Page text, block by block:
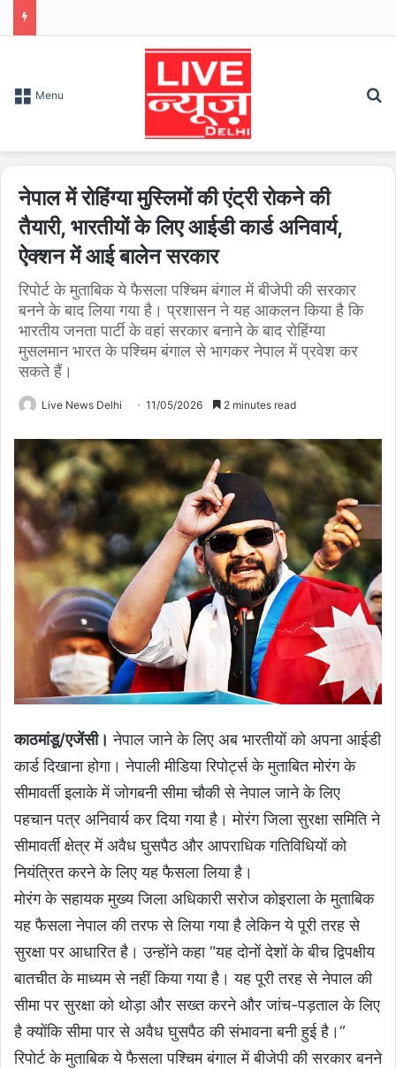
Menu
नेपाल में रोहिंग्या मुस्लिमों की एंट्री रोकने की
तैयारी, भारतीयों के लिए आईडी कार्ड अनिवार्य,
ऐक्‍शन में आई बालेन सरकार
रिपोर्ट के मुताबिक ये फैसला पश्चिम बंगाल में बीजेपी की सरकार
बनने के बाद लिया गया है। प्रशासन ने यह आकलन किया है कि
भारतीय जनता पार्टी के वहां सरकार बनाने के बाद रोहिंग्या
मुसलमान भारत के पश्चिम बंगाल से भागकर नेपाल में प्रवेश कर
सकते हैं।
Live News Delhi 11/05/2026 2 minutes read
काठमांडू/एजेंसी। नेपाल जाने के लिए अब भारतीयों को अपना आईडी
कार्ड दिखाना होगा। नेपाली मीडिया रिपोर्ट्स के मुताबित मोरंग के
सीमावर्ती इलाके में जोगबनी सीमा चौकी से नेपाल जाने के लिए
पहचान पत्र अनिवार्य कर दिया गया है। मोरंग जिला सुरक्षा समिति ने
सीमावर्ती क्षेत्र में अवैध घुसपैठ और आपराधिक गतिविधियों को
नियंत्रित करने के लिए यह फैसला लिया है।
मोरंग के सहायक मुख्य जिला अधिकारी सरोज कोइराला के मुताबिक
यह फैसला नेपाल की तरफ से लिया गया है लेकिन ये पूरी तरह से
सुरक्षा पर आधारित है। उन्होंने कहा “यह दोनों देशों के बीच द्विपक्षीय
बातचीत के माध्यम से नहीं किया गया है। यह पूरी तरह से नेपाल की
सीमा पर सुरक्षा को थोड़ा और सख्त करने और जांच-पड़ताल के लिए
है क्योंकि सीमा पार से अवैध घुसपैठ की संभावना बनी हुई है।”
रिपोर्ट के मुताबिक ये फैसला पश्चिम बंगाल में बीजेपी की सरकार बनने